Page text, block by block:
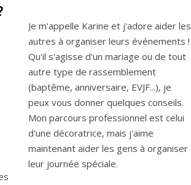
Je m'appelle Karine et j'adore aider les
autres à organiser leurs événements !
Qu'il s'agisse d'un mariage ou de tout
autre type de rassemblement
(baptême, anniversaire, EVJF...), je
peux vous donner quelques conseils.
Mon parcours professionnel est celui
d'une décoratrice, mais j'aime
maintenant aider les gens à organiser
leur journée spéciale.